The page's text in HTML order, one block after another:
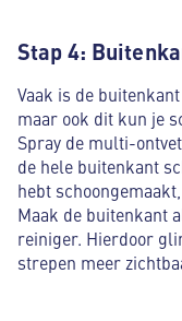
Stap 4:
Vaak is de
maar ook dit kun je
Spray de multi-
de hele buitenkant
hebt
Maak de buitenkant
reiniger. Hierdoor
strepen meer